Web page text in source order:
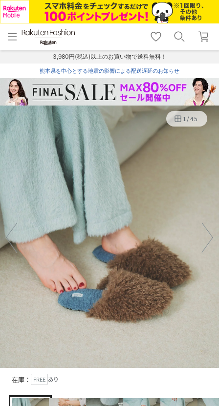
menu home
トップ
shopping_cart lock_outline
ログイン
3,980円(税込)以上のお買い物で送料無料！
熊本県を中心とする地震の影響による配送遅延のお知らせ
1/45
在庫： FREE あり